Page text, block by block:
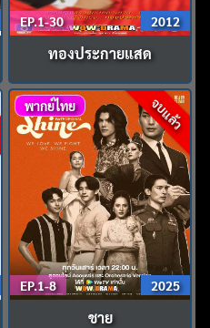
EP.1-30 2012
ทองประกายแสด
จบแล้ว
พากย์ไทย
EP.1-8 2025
ชาย